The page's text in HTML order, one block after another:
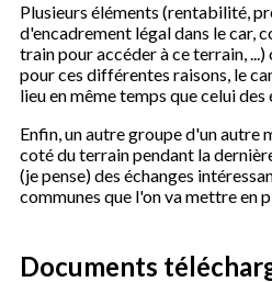
Plusieurs éléments (rentabilité,
d'encadrement légal dans le car,
train pour accéder à ce terrain,
pour ces différentes raisons, le
lieu en même temps que celui des
Enfin, un autre groupe d'un autre
coté du terrain pendant la
(je pense) des échanges
communes que l'on va mettre en
Documents